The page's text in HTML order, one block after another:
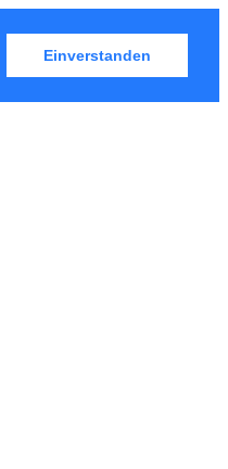
Einverstanden